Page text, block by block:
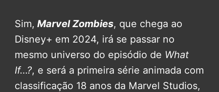
Sim, Marvel Zombies, que chega ao
Disney+ em 2024, irá se passar no
mesmo universo do episódio de What
If…?, e será a primeira série animada com
classificação 18 anos da Marvel Studios,